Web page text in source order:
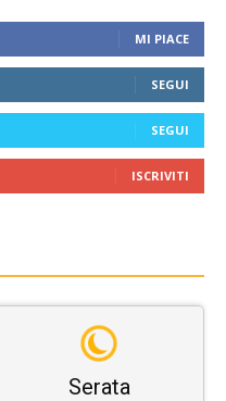
MI PIACE
SEGUI
SEGUI
ISCRIVITI
Serata